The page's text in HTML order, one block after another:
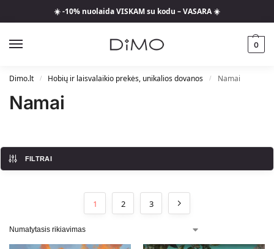
☀️ -10% nuolaida VISKAM su kodu – VASARA ☀️
0
Dimo.lt / Hobių ir laisvalaikio prekės, unikalios dovanos / Namai
Namai
FILTRAI
1 2 3